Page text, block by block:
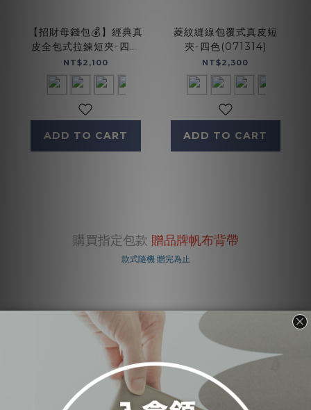
【招財母錢包💰】經典真
皮全包式拉鍊短夾-四色
(072916)
NT$2,100
ADD TO CART
菱紋縫線包覆式真皮短
夾-四色(071314)
NT$2,300
ADD TO CART
購買指定包款 贈品牌帆布背帶
款式隨機 贈完為止